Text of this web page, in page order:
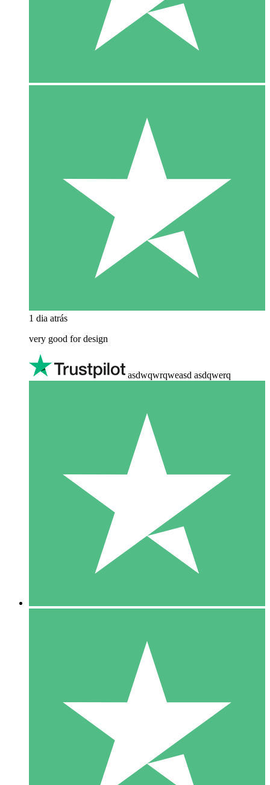
1 dia atrás
very good for design
asdwqwrqweasd asdqwerq